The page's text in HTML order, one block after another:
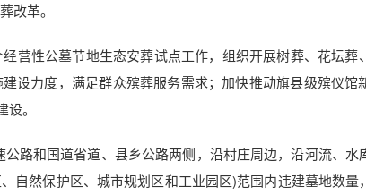
改革。
经营性公墓节地生态安葬试点工作，组织开展树葬、花坛
设力度，满足群众殡葬服务需求；加快推动旗县级殡仪馆
。
公路和国道省道、县乡公路两侧，沿村庄周边，沿河流、
自然保护区、城市规划区和工业园区)范围内违建墓地数量